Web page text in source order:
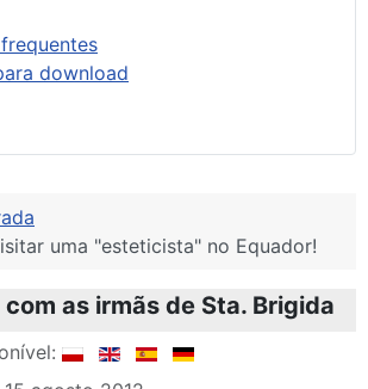
download
uma "esteticista" no Equador!
as irmãs de Sta. Brigida